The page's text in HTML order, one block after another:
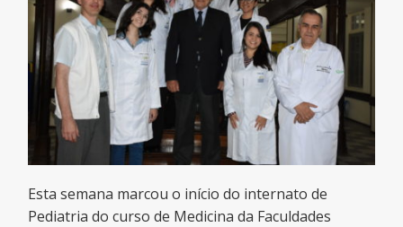
Esta semana marcou o início do internato de
Pediatria do curso de Medicina da Faculdades